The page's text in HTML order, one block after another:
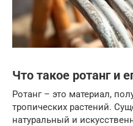
Что такое ротанг и
Ротанг – это материал,
тропических растений.
натуральный и